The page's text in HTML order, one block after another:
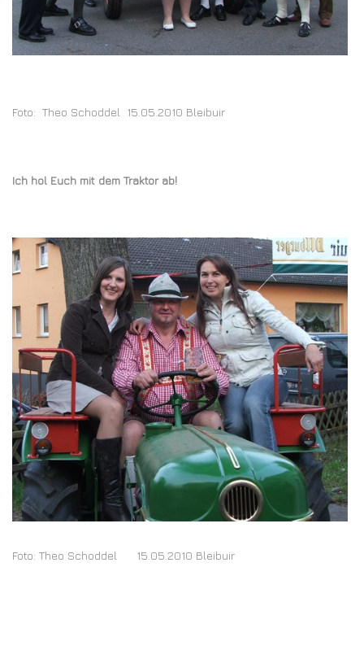
Foto: Theo Schoddel 15.05.2010 Bleibuir
Ich hol Euch mit dem Traktor ab!
Foto: Theo Schoddel 15.05.2010 Bleibuir